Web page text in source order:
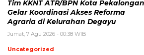
Tim KKNT ATR/BPN Kota Pekalongan
Gelar Koordinasi Akses Reforma
Agraria di Kelurahan Degayu
Jumat, 7 Agu 2026 - 00:38 WIB
Uncategorized